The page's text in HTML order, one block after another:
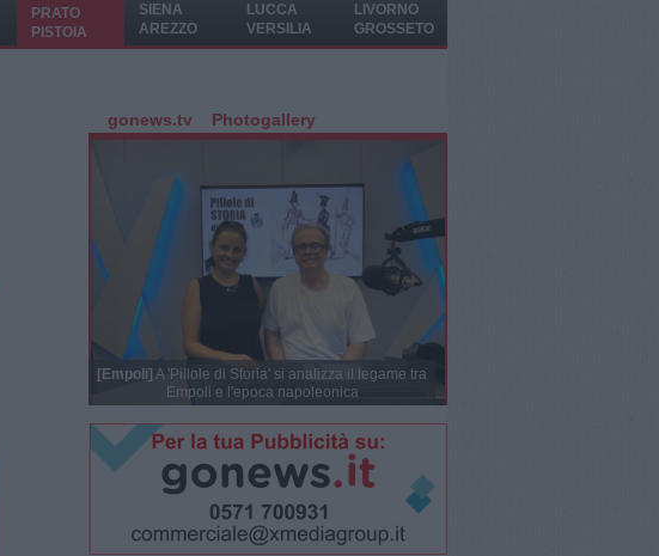
PRATO
PISTOIA
SIENA
AREZZO
LUCCA
VERSILIA
LIVORNO
GROSSETO
gonews.tv Photogallery
[Empoli] A 'Pillole di Storia' si analizza il legame tra
Empoli e l'epoca napoleonica